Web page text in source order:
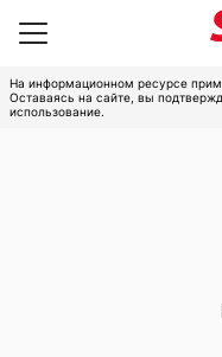
На информационном ресурсе
Оставаясь на сайте, вы
использование.